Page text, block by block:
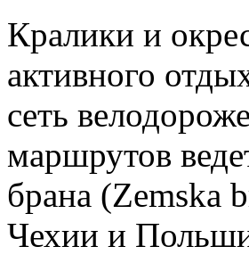
Кралики и
активного
сеть
маршрутов
брана (Zemska
Чехии и